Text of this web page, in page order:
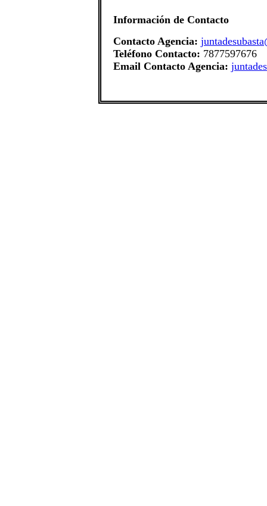
Información de Contacto
Contacto Agencia:
Teléfono Contacto: 7877597676
Email Contacto Agencia: